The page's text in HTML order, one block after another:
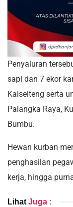
Penyaluran
sapi dan 7 ekor
Kalselteng serta
Palangka Raya,
Bumbu.
Hewan kurban
penghasilan
kerja, hingga
Lihat Juga :